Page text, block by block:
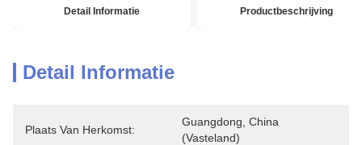
Detail Informatie Productbeschrijving
Detail Informatie
Plaats Van Herkomst:
Guangdong, China
(vasteland)